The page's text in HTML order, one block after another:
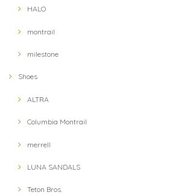
HALO
montrail
milestone
Shoes
ALTRA
Columbia Montrail
merrell
LUNA SANDALS
Teton Bros.